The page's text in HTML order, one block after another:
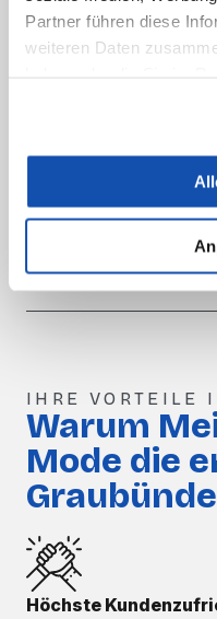
Partner führen diese
weiteren Daten
T
The
U
IHRE VORTEILE
Warum
Mode die
Höchste